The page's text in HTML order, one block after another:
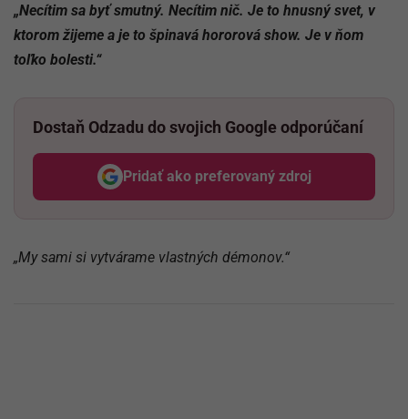
„Necítim sa byť smutný. Necítim nič. Je to hnusný svet, v
ktorom žijeme a je to špinavá hororová show. Je v ňom
toľko bolesti.“
Dostaň Odzadu do svojich Google odporúčaní
Pridať ako preferovaný zdroj
Odzadu, odkaz sa otvorí v
„My sami si vytvárame vlastných démonov.“